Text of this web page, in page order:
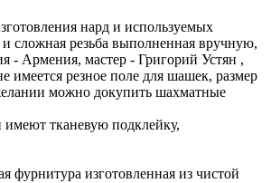
нард и используемых
и сложная резьба выполненная вручную,
- Армения, мастер - Григорий Устян ,
имеется резное поле для шашек, размер
можно докупить шахматные
тканевую подклейку,
фурнитура изготовленная из чистой